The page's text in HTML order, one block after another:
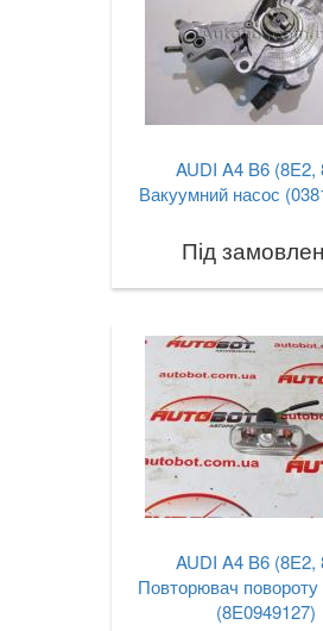
AUDI A4 B6 (8E2,
Вакуумний насос
Під
AUDI A4 B6 (8E2,
Повторювач повороту
(8E0949127)